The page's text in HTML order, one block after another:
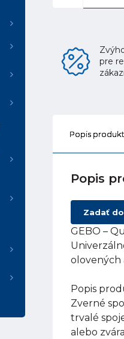
pre
Popis
Popis
Zadať
GEBO –
olovených
Popis
Zverné
trvalé
alebo